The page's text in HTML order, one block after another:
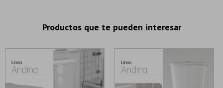
Productos que te pueden interesar